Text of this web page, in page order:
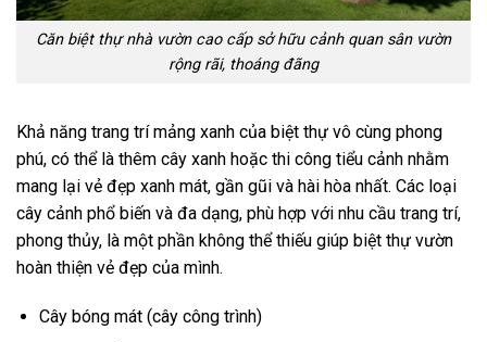
Căn biệt thự nhà vườn cao cấp sở hữu cảnh quan sân vườn
rộng rãi, thoáng đãng
Khả năng trang trí mảng xanh của biệt thự vô cùng phong
phú, có thể là thêm cây xanh hoặc thi công tiểu cảnh nhằm
mang lại vẻ đẹp xanh mát, gần gũi và hài hòa nhất. Các loại
cây cảnh phổ biến và đa dạng, phù hợp với nhu cầu trang trí,
phong thủy, là một phần không thể thiếu giúp biệt thự vườn
hoàn thiện vẻ đẹp của mình.
Cây bóng mát (cây công trình)